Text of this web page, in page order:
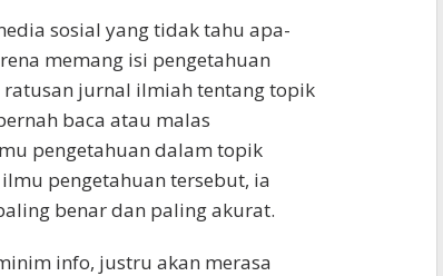
sosial yang tidak tahu apa-
memang isi pengetahuan
jurnal ilmiah tentang topik
baca atau malas
pengetahuan dalam topik
pengetahuan tersebut, ia
benar dan paling akurat.
info, justru akan merasa